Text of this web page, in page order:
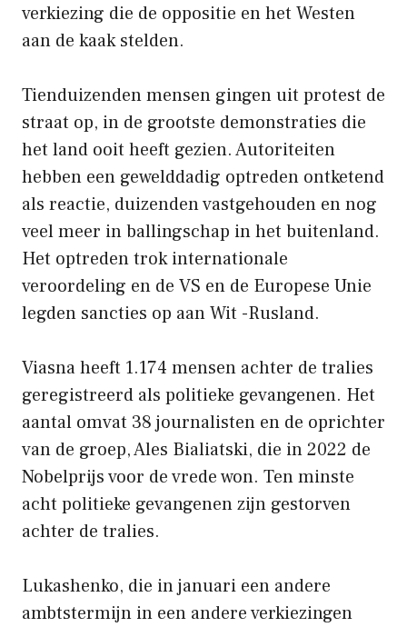
verkiezing die de oppositie en het Westen
aan de kaak stelden.
Tienduizenden mensen gingen uit protest de
straat op, in de grootste demonstraties die
het land ooit heeft gezien. Autoriteiten
hebben een gewelddadig optreden ontketend
als reactie, duizenden vastgehouden en nog
veel meer in ballingschap in het buitenland.
Het optreden trok internationale
veroordeling en de VS en de Europese Unie
legden sancties op aan Wit -Rusland.
Viasna heeft 1.174 mensen achter de tralies
geregistreerd als politieke gevangenen. Het
aantal omvat 38 journalisten en de oprichter
van de groep, Ales Bialiatski, die in 2022 de
Nobelprijs voor de vrede won. Ten minste
acht politieke gevangenen zijn gestorven
achter de tralies.
Lukashenko, die in januari een andere
ambtstermijn in een andere verkiezingen